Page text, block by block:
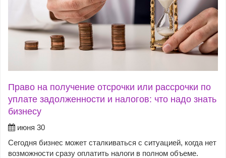
Право на получение отсрочки или рассрочки по
уплате задолженности и налогов: что надо знать
бизнесу
июня 30
Сегодня бизнес может сталкиваться с ситуацией, когда нет
возможности сразу оплатить налоги в полном объеме.